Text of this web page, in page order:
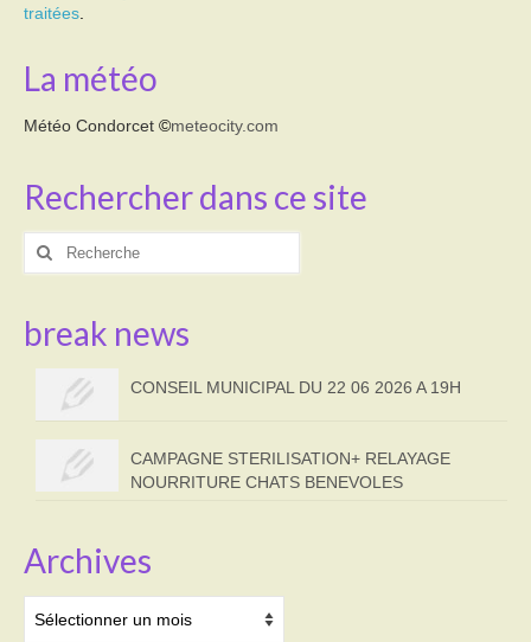
traitées
La météo
Météo Condorcet ©meteocity.com
Rechercher dans ce site
Rechercher
break news
CONSEIL MUNICIPAL DU 22 06 2026 A 19H
CAMPAGNE STERILISATION+ RELAYAGE
NOURRITURE CHATS BENEVOLES
Archives